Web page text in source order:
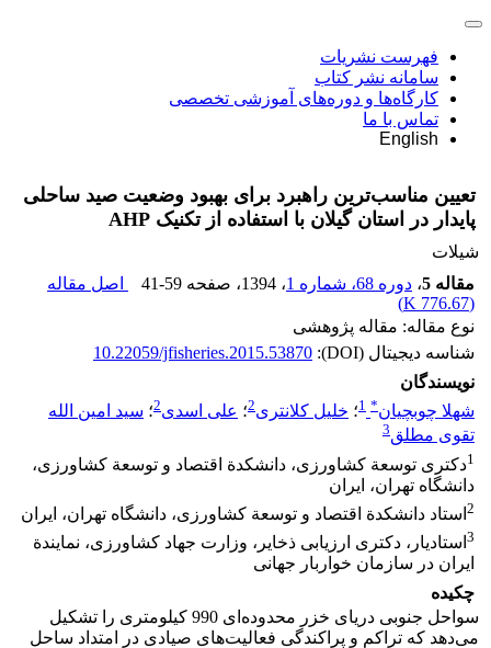
فهرست نشریات
سامانه نشر کتاب
کارگاه‌ها و دوره‌های آموزشی تخصصی
تماس با ما
English
تعیین مناسب‌ترین راهبرد برای بهبود وضعیت صید ساحلی
پایدار در استان گیلان با استفاده از تکنیک AHP
شیلات
مقاله 5
، دوره 68، شماره 1 ، 1394 ، صفحه 41-59
اصل مقاله
(
776.67 K
)
نوع مقاله: مقاله پژوهشی
شناسه دیجیتال (DOI):
10.22059/jfisheries.2015.53870
نویسندگان
شهلا چوبچیان*
1؛ خلیل کلانتری2؛ علی اسدی2؛ سید امین الله
تقوی مطلق3
1دکتری توسعة کشاورزی، دانشکدة اقتصاد و توسعة کشاورزی،
دانشگاه تهران، ایران
2 استاد دانشکدة اقتصاد و توسعة کشاورزی، دانشگاه تهران، ایران
3 استادیار، دکتری ارزیابی ذخایر، وزارت جهاد کشاورزی، نمایندة
ایران در سازمان خواربار جهانی
چکیده
سواحل جنوبی دریای ‌خزر محدوده‌ای 990 کیلومتری را تشکیل
می‌دهد که تراکم و پراکندگی فعالیت‌های صیادی در امتداد ساحل